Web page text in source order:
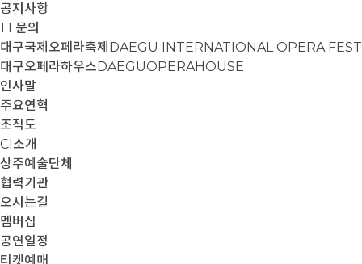
공지사항
1:1 문의
대구국제오페라축제 DAEGU INTERNATIONAL OPERA
대구오페라하우스DAEGUOPERAHOUSE
인사말
주요연혁
조직도
CI소개
상주예술단체
협력기관
오시는길
멤버십
공연일정
티켓예매